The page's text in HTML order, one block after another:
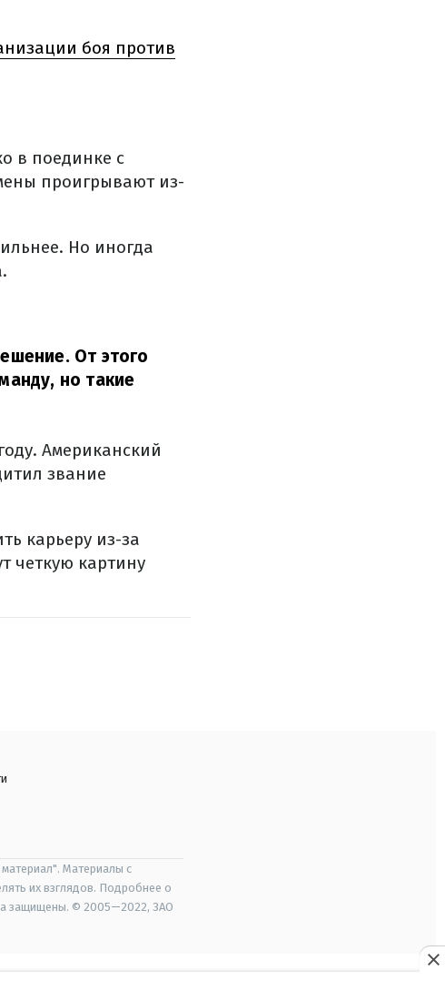
боя против
в поединке с
проигрывают из-
Но иногда
От этого
но такие
Американский
звание
карьеру из-за
четкую картину
Материалы с
их взглядов. Подробнее о
защищены. © 2005—2022, ЗАО